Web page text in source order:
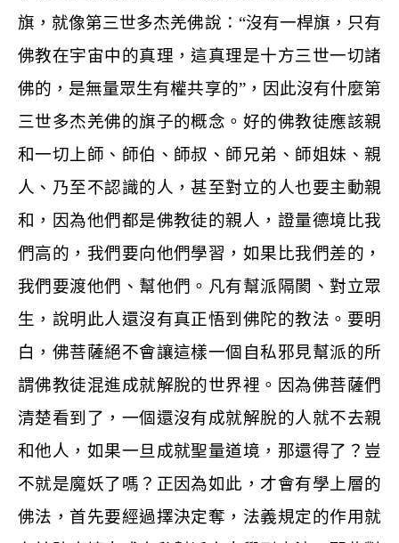
旗，就像第三世多杰羌佛說： “沒有一桿旗，只有
佛教在宇宙中的真理，這真理是十方三世一切諸
佛的，是無量眾生有權共享的”，因此沒有什麼第
三世多杰羌佛的旗子的概念。好的佛教徒應該親
和一切上師、師伯、師叔、師兄弟、師姐妹、親
人、乃至不認識的人，甚至對立的人也要主動親
和，因為他們都是佛教徒的親人，證量德境比我
們高的，我們要向他們學習，如果比我們差的，
我們要渡他們、幫他們。凡有幫派隔閡、對立眾
生，說明此人還沒有真正悟到佛陀的教法。要明
白，佛菩薩絕不會讓這樣一個自私邪見幫派的所
謂佛教徒混進成就解脫的世界裡。因為佛菩薩們
清楚看到了，一個還沒有成就解脫的人就不去親
和他人，如果一旦成就聖量道境，那還得了？豈
不就是魔妖了嗎？正因為如此，才會有學上層的
佛法，首先要經過擇決定奪，法義規定的作用就